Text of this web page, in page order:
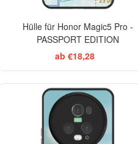
Hülle für Honor Magic5 Pro -
PASSPORT EDITION
ab €18,28